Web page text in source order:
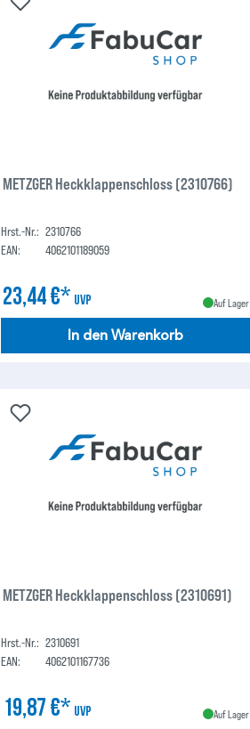
METZGER Heckklappenschloss (2310766)
Hrst.-Nr.: 2310766
EAN:
4062101189059
23,44 €* UVP Auf Lager
In den Warenkorb
METZGER Heckklappenschloss (2310691)
Hrst.-Nr.: 2310691
EAN:
4062101167736
19,87 €* UVP Auf Lager